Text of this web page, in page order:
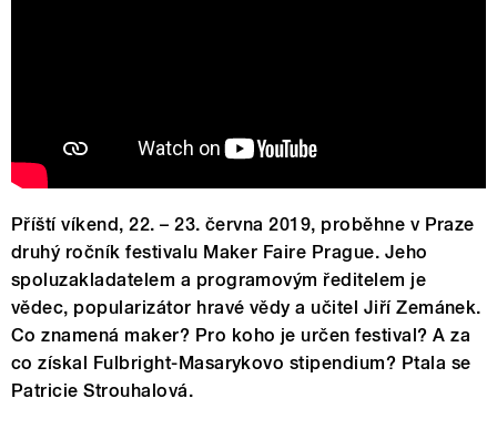
Příští víkend, 22. – 23. června 2019, proběhne v Praze
druhý ročník festivalu Maker Faire Prague. Jeho
spoluzakladatelem a programovým ředitelem je
vědec, popularizátor hravé vědy a učitel Jiří Zemánek.
Co znamená maker? Pro koho je určen festival? A za
co získal Fulbright-Masarykovo stipendium? Ptala se
Patricie Strouhalová.